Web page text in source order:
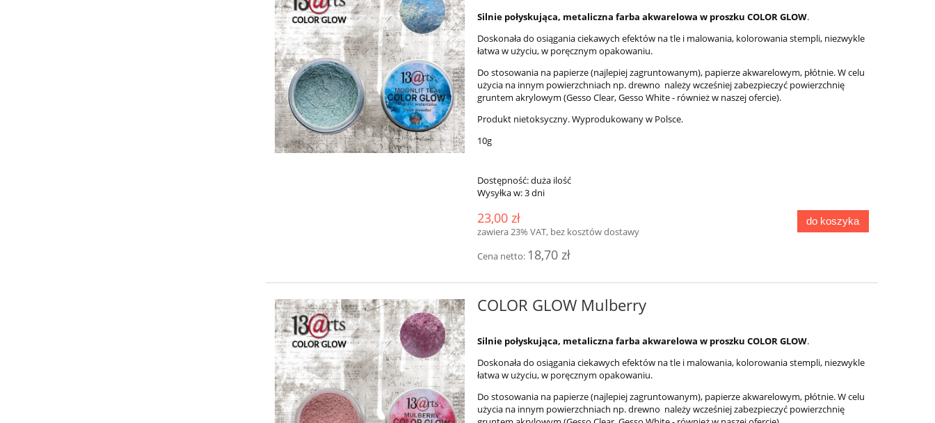
Silnie połyskująca, metaliczna farba akwarelowa w proszku COLOR GLOW.
Doskonała do osiągania ciekawych efektów na tle i malowania, kolorowania stempli, niezwykle
łatwa w użyciu, w poręcznym opakowaniu.
Do stosowania na papierze (najlepiej zagruntowanym), papierze akwarelowym, płótnie. W celu
użycia na innym powierzchniach np. drewno należy wcześniej zabezpieczyć powierzchnię
gruntem akrylowym (Gesso Clear, Gesso White - również w naszej ofercie).
Produkt nietoksyczny. Wyprodukowany w Polsce.
10g
Dostępność:duża ilość
Wysyłka w:3 dni
23,00 zł
zawiera 23% VAT, bez kosztów dostawy
Cena netto: 18,70 zł
do koszyka
COLOR GLOW Mulberry
Silnie połyskująca, metaliczna farba akwarelowa w proszku COLOR GLOW.
Doskonała do osiągania ciekawych efektów na tle i malowania, kolorowania stempli, niezwykle
łatwa w użyciu, w poręcznym opakowaniu.
Do stosowania na papierze (najlepiej zagruntowanym), papierze akwarelowym, płótnie. W celu
użycia na innym powierzchniach np. drewno należy wcześniej zabezpieczyć powierzchnię